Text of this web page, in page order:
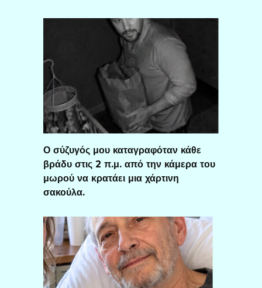
Ο σύζυγός μου καταγραφόταν κάθε
βράδυ στις 2 π.μ. από την κάμερα του
μωρού να κρατάει μια χάρτινη
σακούλα.